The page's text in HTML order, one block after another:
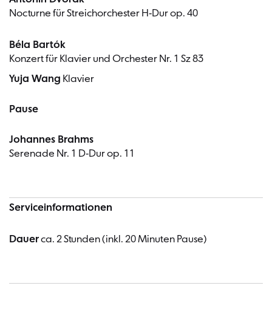
Nocturne für Streichorchester H-Dur op. 40
Béla Bartók
Konzert für Klavier und Orchester Nr. 1 Sz 83
Yuja Wang Klavier
Pause
Johannes Brahms
Serenade Nr. 1 D-Dur op. 11
Serviceinformationen
Dauerca. 2 Stunden (inkl. 20 Minuten Pause)